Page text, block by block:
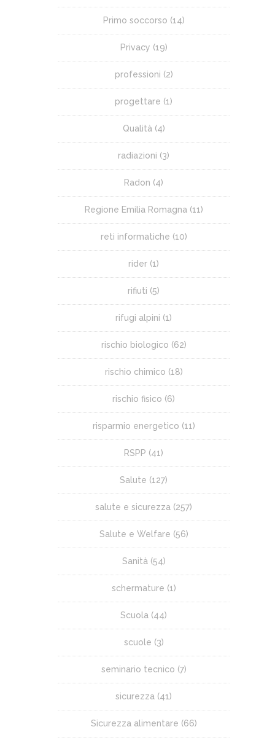
Primo soccorso (14)
Privacy (19)
professioni (2)
progettare (1)
Qualità (4)
radiazioni (3)
Radon (4)
Regione Emilia Romagna (11)
reti informatiche (10)
rider (1)
rifiuti (5)
rifugi alpini (1)
rischio biologico (62)
rischio chimico (18)
rischio fisico (6)
risparmio energetico (11)
RSPP (41)
Salute (127)
salute e sicurezza (257)
Salute e Welfare (56)
Sanità (54)
schermature (1)
Scuola (44)
scuole (3)
seminario tecnico (7)
sicurezza (41)
Sicurezza alimentare (66)